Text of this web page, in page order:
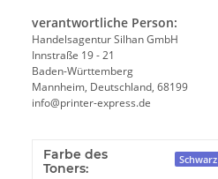
verantwortliche Person:
Handelsagentur Silhan GmbH
Innstraße 19 - 21
Baden-Württemberg
Mannheim, Deutschland, 68199
info@printer-express.de
Farbe des
Toners:
Schwarz